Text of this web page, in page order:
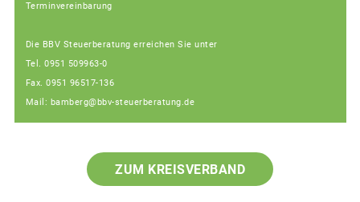
Terminvereinbarung
Die BBV Steuerberatung erreichen Sie unter
Tel. 0951 509963-0
Fax. 0951 96517-136
Mail: bamberg@bbv-steuerberatung.de
ZUM KREISVERBAND